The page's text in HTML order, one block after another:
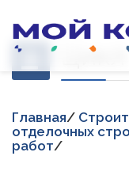
Цикл
Главная/
отделочных
работ/